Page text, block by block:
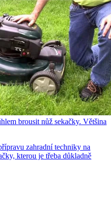
brousit nůž sekačky. Většina
zahradní techniky na
kterou je třeba důkladně